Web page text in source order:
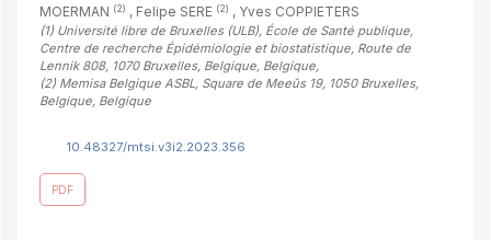
MOERMAN (2) , Felipe SERE (2) , Yves COPPIETERS
(1) Université libre de Bruxelles (ULB), École de Santé publique,
Centre de recherche Épidémiologie et biostatistique, Route de
Lennik 808, 1070 Bruxelles, Belgique, Belgique,
(2) Memisa Belgique ASBL, Square de Meeûs 19, 1050 Bruxelles,
Belgique, Belgique
10.48327/mtsi.v3i2.2023.356
PDF